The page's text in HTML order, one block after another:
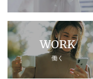
WORK
働く